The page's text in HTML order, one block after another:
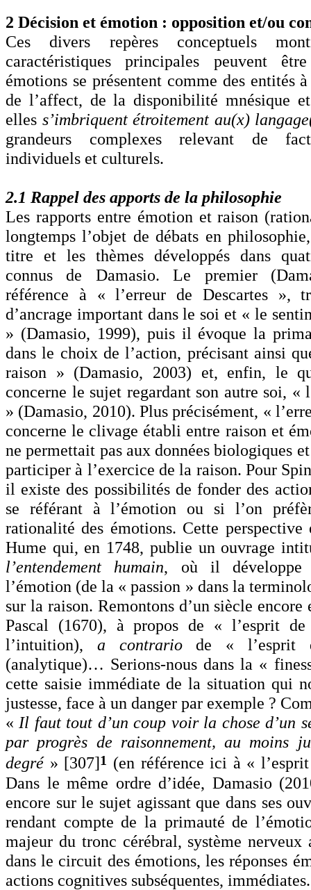
2 Décision et émotion : opposition et/ou
Ces divers repères conceptuels
caractéristiques principales peuvent
émotions se présentent comme des entités
de l’affect, de la disponibilité mnésique
elles s’imbriquent étroitement au(x)
grandeurs complexes relevant de
individuels et culturels.
2.1 Rappel des apports de la philosophie
Les rapports entre émotion et raison
longtemps l’objet de débats en
titre et les thèmes développés dans
connus de Damasio. Le premier
référence à « l’erreur de Descartes »,
d’ancrage important dans le soi et « le
» (Damasio, 1999), puis il évoque la
dans le choix de l’action, précisant ainsi
raison » (Damasio, 2003) et, enfin, le
concerne le sujet regardant son autre soi, «
» (Damasio, 2010). Plus précisément, «
concerne le clivage établi entre raison et
ne permettait pas aux données biologiques
participer à l’exercice de la raison. Pour
il existe des possibilités de fonder des
se référant à l’émotion ou si l’on
rationalité des émotions. Cette perspective
Hume qui, en 1748, publie un ouvrage
l’entendement humain, où il développe
l’émotion (de la « passion » dans la
sur la raison. Remontons d’un siècle encore
Pascal (1670), à propos de « l’esprit
l’intuition), a contrariode « l’esprit
(analytique)… Serions-nous dans la «
cette saisie immédiate de la situation qui
justesse, face à un danger par exemple ?
« Il faut tout d’un coup voir la chose d’un
par progrès de raisonnement, au moins
degré» [307]1 (en référence ici à «
Dans le même ordre d’idée, Damasio
encore sur le sujet agissant que dans ses
rendant compte de la primauté de
majeur du tronc cérébral, système nerveux
dans le circuit des émotions, les réponses
actions cognitives subséquentes, immédiates.